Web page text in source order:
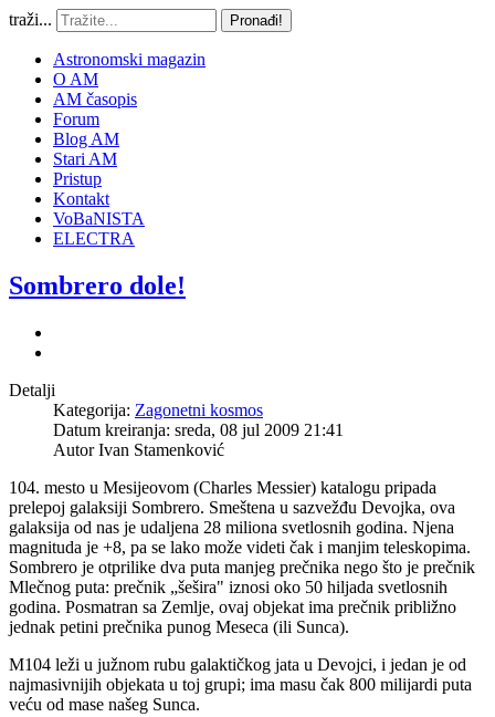
traži... Pronađi!
Astronomski magazin
O AM
AM časopis
Forum
Blog AM
Stari AM
Pristup
Kontakt
VoBaNISTA
ELECTRA
Sombrero dole!
Detalji
Kategorija: Zagonetni kosmos
Datum kreiranja: sreda, 08 jul 2009 21:41
AutorIvan Stamenković
104. mesto u Mesijeovom (Charles Messier) katalogu pripada
prelepoj galaksiji Sombrero. Smeštena u sazvežđu Devojka, ova
galaksija od nas je udaljena 28 miliona svetlosnih godina. Njena
magnituda je +8, pa se lako može videti čak i manjim teleskopima.
Sombrero je otprilike dva puta manjeg prečnika nego što je prečnik
Mlečnog puta: prečnik „šešira" iznosi oko 50 hiljada svetlosnih
godina. Posmatran sa Zemlje, ovaj objekat ima prečnik približno
jednak petini prečnika punog Meseca (ili Sunca).
M104 leži u južnom rubu galaktičkog jata u Devojci, i jedan je od
najmasivnijih objekata u toj grupi; ima masu čak 800 milijardi puta
veću od mase našeg Sunca.